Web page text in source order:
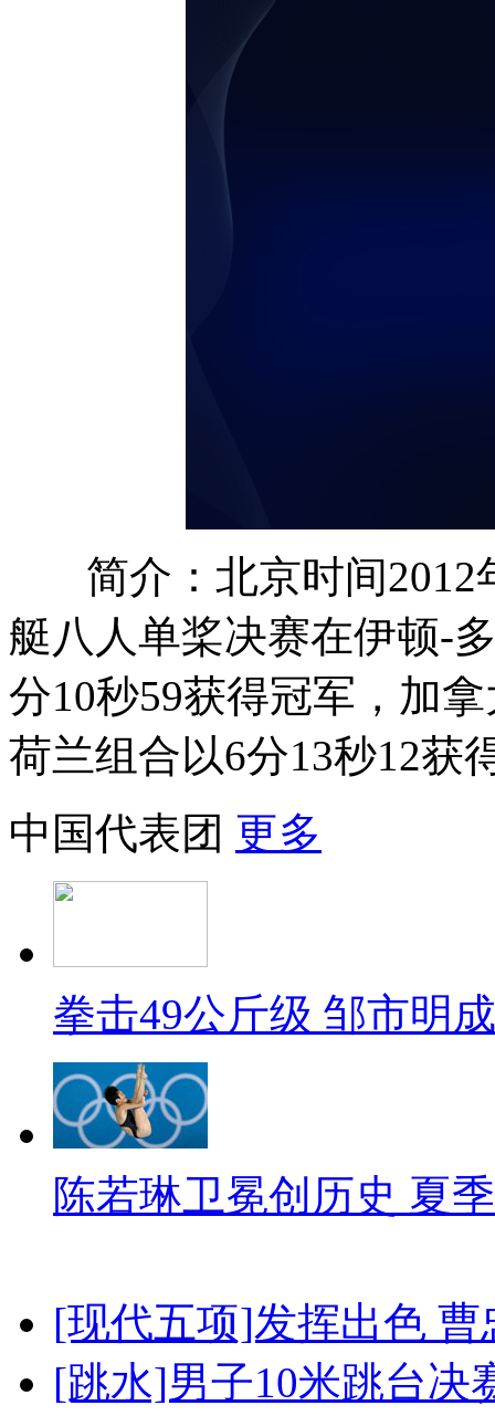
简介：北京时间
艇八人单桨决赛在伊顿-
分10秒59获得冠军，加
荷兰组合以6分13秒12获
中国代表团 更多
拳击49公斤级 邹市明
陈若琳卫冕创历史 夏
[现代五项]发挥出色
[跳水]男子10米跳台决